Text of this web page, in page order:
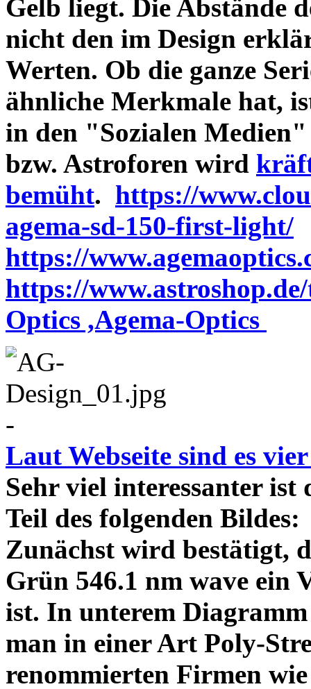
Gelb liegt. Die Abstände
nicht den im Design
Werten. Ob die ganze
ähnliche Merkmale hat,
in den "Sozialen Medien"
bzw. Astroforen wird
bemüht. https://
agema-sd-150-first-light/
https://
https://
Optics ,Agema-Optics
-
Laut Webseite sind es
Sehr viel interessanter
Teil des folgenden
Zunächst wird bestätigt,
Grün 546.1 nm wave ein
ist. In unterem
man in einer Art Poly-
renommierten Firmen